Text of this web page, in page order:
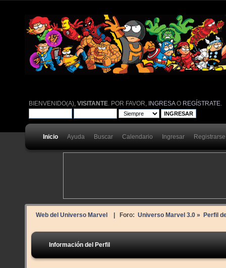
BIENVENIDO(A),VISITANTE . POR FAVOR, INGRESAO REGÍSTRATE
Inicio Ayuda Buscar Calendario Ingresar Registrarse
Web del Universo Marvel | Foro: Universo Marvel 3.0» Perfil
Información del Perfil